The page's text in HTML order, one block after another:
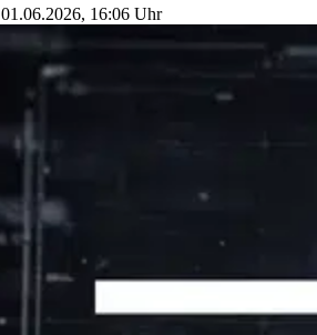
01.06.2026, 16:06 Uhr